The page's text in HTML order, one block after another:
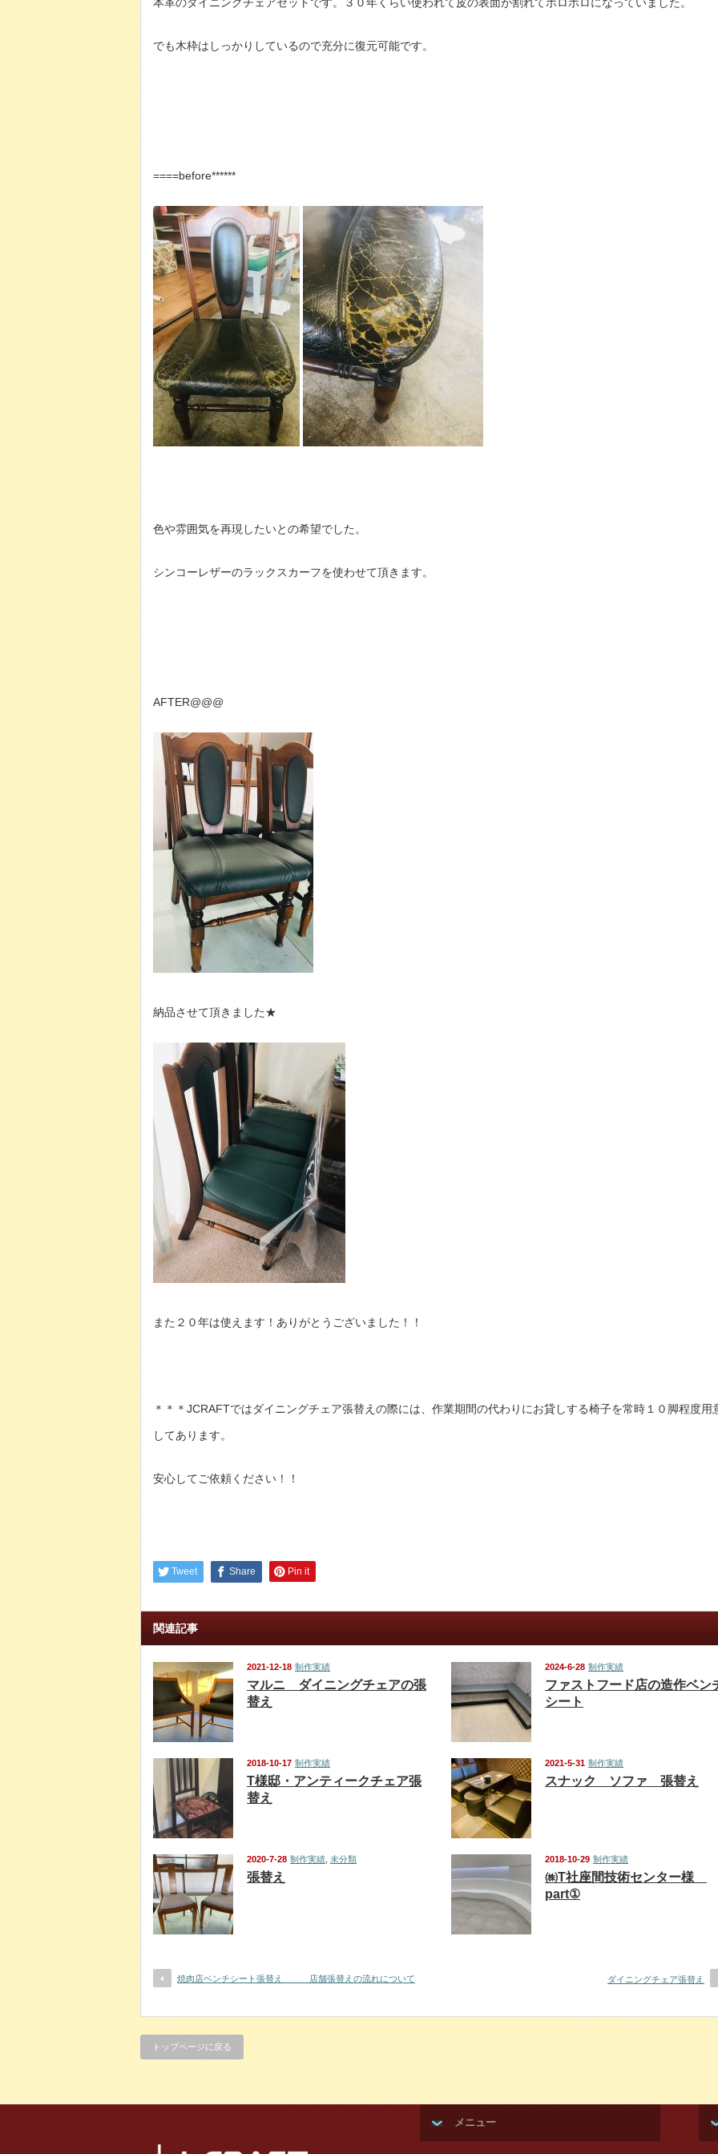
でも木枠はしっかりしているので充分に復元可能です。
====before******
色や雰囲気を再現したいとの希望でした。
シンコーレザーのラックスカーフを使わせて頂きます。
AFTER@@@
納品させて頂きました★
また２０年は使えます！ありがとうございました！！
＊＊＊JCRAFTではダイニングチェア張替えの際には、作業期間の代わりにお貸しする椅子を常時１０脚程度用
してあります。
安心してご依頼ください！！
Tweet Share Pin it
関連記事
2021-12-18 制作実績
マルニ ダイニングチェアの張
替え
2024-6-28 制作実績
ファストフード店の造作ベン
シート
2018-10-17 制作実績
T様邸・アンティークチェア張
替え
2021-5-31 制作実績
スナック ソファ 張替え
2020-7-28 制作実績 未分類
張替え
2018-10-29 制作実績
㈱T社座間技術センター様
part①
焼肉店ベンチシート張替え 店舗張替えの流れについて ダイニングチェア張替え
トップページに戻る
メニュー